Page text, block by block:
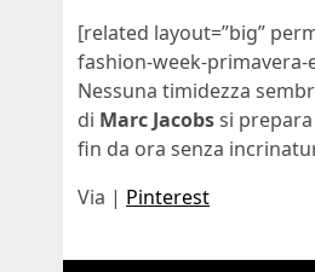
[related layout=”big”
fashion-week-primavera-
Nessuna timidezza
di Marc Jacobssi
fin da ora senza
Via | Pinterest